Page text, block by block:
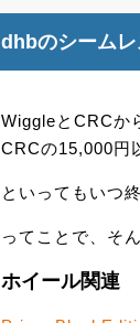
dhbのシーム
WiggleとCRCか
CRCの15,000円
といってもいつ
ってことで、そ
ホイール関連